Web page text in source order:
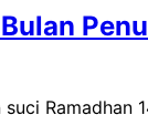
Ramadhan